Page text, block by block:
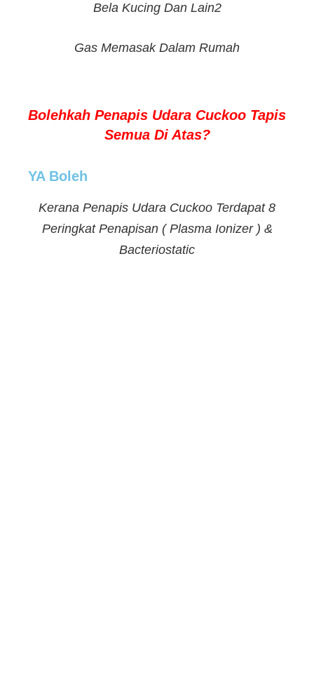
Bela Kucing Dan Lain2
Gas Memasak Dalam Rumah
Bolehkah Penapis Udara Cuckoo Tapis
Semua Di Atas?
YA Boleh
Kerana Penapis Udara Cuckoo Terdapat 8
Peringkat Penapisan ( Plasma Ionizer ) &
Bacteriostatic